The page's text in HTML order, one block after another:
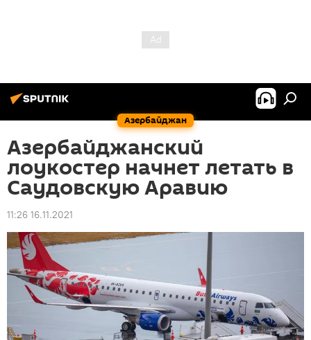
Азербайджан
Азербайджанский
лоукостер начнет летать в
Саудовскую Аравию
11:26 16.11.2021